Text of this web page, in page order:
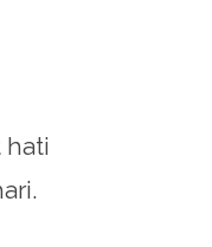
hati